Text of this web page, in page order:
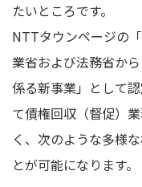
たいところです。
NTTタウンページの
業省および法務省か
係る新事業」として
て債権回収（督促）
く、次のような多様
とが可能になります。